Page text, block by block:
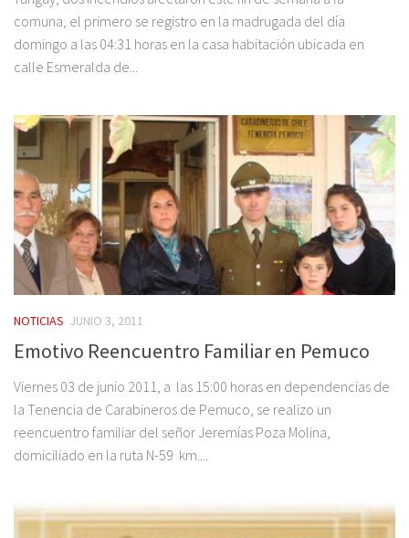
comuna, el primero se registro en la madrugada del día
domingo a las 04:31 horas en la casa habitación ubicada en
calle Esmeralda de...
NOTICIAS JUNIO 3, 2011
Emotivo Reencuentro Familiar en Pemuco
Viernes 03 de junio 2011, a las 15:00 horas en dependencias de
la Tenencia de Carabineros de Pemuco, se realizo un
reencuentro familiar del señor Jeremías Poza Molina,
domiciliado en la ruta N-59 km....